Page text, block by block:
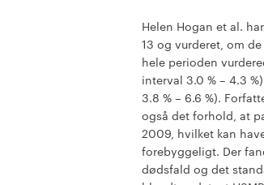
Helen Hogan et al.
13 og vurderet, om
hele perioden
interval 3.0 % – 4.3
3.8 % – 6.6 %).
også det forhold, at
2009, hvilket kan
forebyggeligt. Der
dødsfald og det